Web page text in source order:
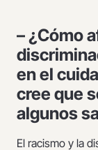
– ¿Cómo
en el
cree que
algunos
El racismo y la